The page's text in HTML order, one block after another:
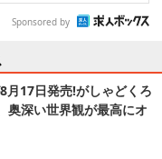
Sponsored by
月17日発売!がしゃどくろ
奥深い世界観が最高にオ